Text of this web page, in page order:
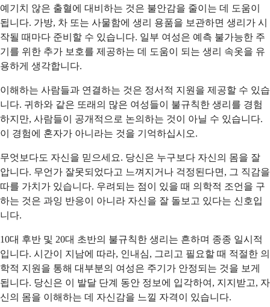
예기치 않은 출혈에 대비하는 것은 불안감을 줄이는 데 도움이
됩니다. 가방, 차 또는 사물함에 생리 용품을 보관하면 생리가 시
작될 때마다 준비할 수 있습니다. 일부 여성은 예측 불가능한 주
기를 위한 추가 보호를 제공하는 데 도움이 되는 생리 속옷을 유
용하게 생각합니다.
이해하는 사람들과 연결하는 것은 정서적 지원을 제공할 수 있습
니다. 귀하와 같은 또래의 많은 여성들이 불규칙한 생리를 경험
하지만, 사람들이 공개적으로 논의하는 것이 아닐 수 있습니다.
이 경험에 혼자가 아니라는 것을 기억하십시오.
무엇보다도 자신을 믿으세요. 당신은 누구보다 자신의 몸을 잘
압니다. 무언가 잘못되었다고 느껴지거나 걱정된다면, 그 직감을
따를 가치가 있습니다. 우려되는 점이 있을 때 의학적 조언을 구
하는 것은 과잉 반응이 아니라 자신을 잘 돌보고 있다는 신호입
니다.
10대 후반 및 20대 초반의 불규칙한 생리는 흔하며 종종 일시적
입니다. 시간이 지남에 따라, 인내심, 그리고 필요할 때 적절한 의
학적 지원을 통해 대부분의 여성은 주기가 안정되는 것을 보게
됩니다. 당신은 이 발달 단계 동안 정보에 입각하여, 지지받고, 자
신의 몸을 이해하는 데 자신감을 느낄 자격이 있습니다.